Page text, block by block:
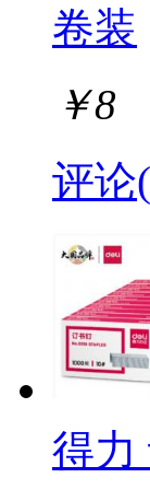
vivo
西玛（SIMA
富光
贝得力
慧远
惠
江心
晟雕
妙普乐
焙小爱
比德邦
赫拓
乐圣泰
卷装
￥8
评论(
得力